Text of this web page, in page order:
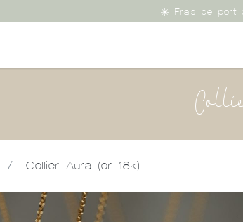
☀️ Frais de port
/ Collier Aura (or 18k)